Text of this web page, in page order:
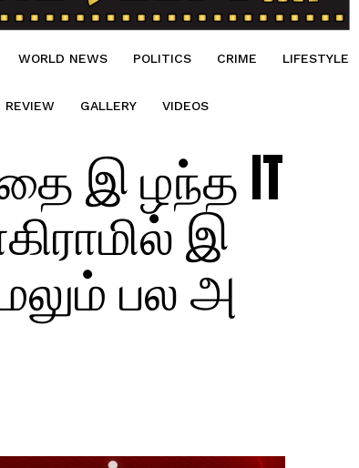
WORLD NEWS POLITICS CRIME LIFESTYLE
REVIEW GALLERY VIDEOS
இ ழந்த IT
இ
பல அ